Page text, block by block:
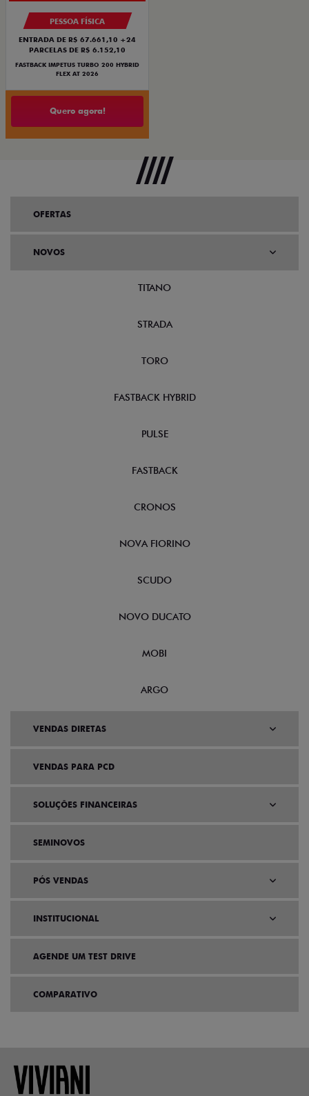
PESSOA FÍSICA
ENTRADA DE R$ 67.661,10 +24
PARCELAS DE R$ 6.152,10
FASTBACK IMPETUS TURBO 200 HYBRID
FLEX AT 2026
Quero agora!
OFERTAS
NOVOS
TITANO
STRADA
TORO
FASTBACK HYBRID
PULSE
FASTBACK
CRONOS
NOVA FIORINO
SCUDO
NOVO DUCATO
MOBI
ARGO
VENDAS DIRETAS
VENDAS PARA PCD
SOLUÇÕES FINANCEIRAS
SEMINOVOS
PÓS VENDAS
INSTITUCIONAL
AGENDE UM TEST DRIVE
COMPARATIVO